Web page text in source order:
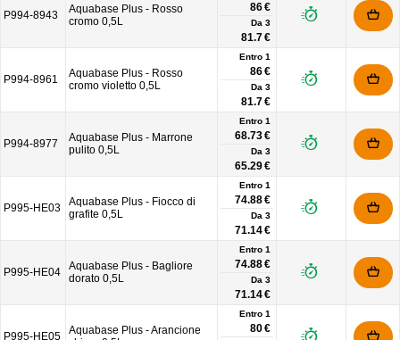
P994-8943
Aquabase Plus - Rosso
cromo 0,5L
86 €
Da 3
81.7 €
P994-8961
Aquabase Plus - Rosso
cromo violetto 0,5L
Entro 1
86 €
Da 3
81.7 €
P994-8977
Aquabase Plus - Marrone
pulito 0,5L
Entro 1
68.73 €
Da 3
65.29 €
P995-HE03
Aquabase Plus - Fiocco di
grafite 0,5L
Entro 1
74.88 €
Da 3
71.14 €
P995-HE04
Aquabase Plus - Bagliore
dorato 0,5L
Entro 1
74.88 €
Da 3
71.14 €
P995-HE05
Aquabase Plus - Arancione
Entro 1
80 €